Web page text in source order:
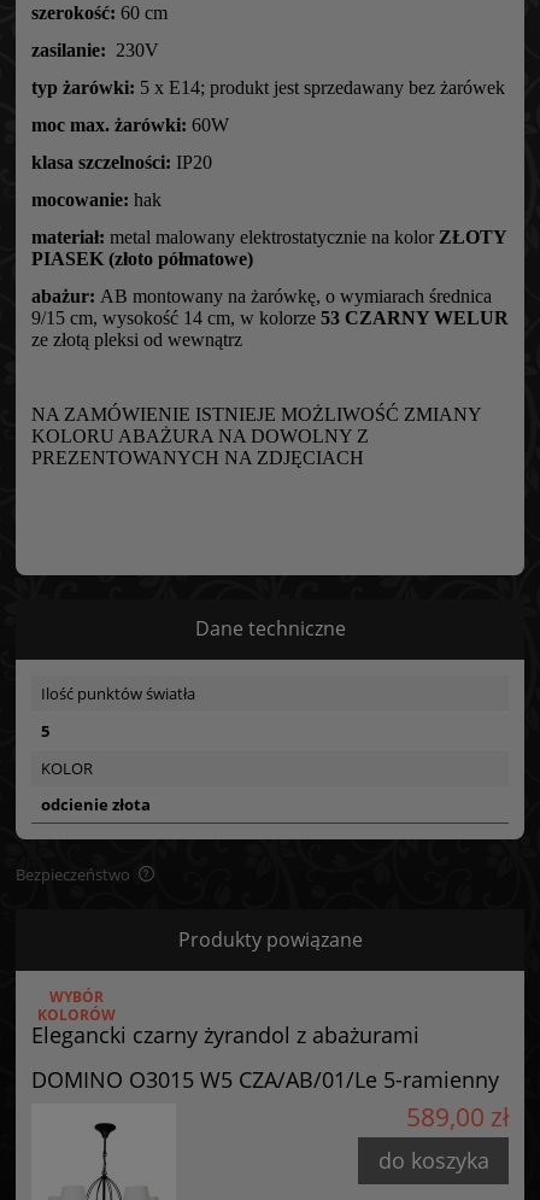
szerokość: 60 cm
zasilanie: 230V
typ żarówki: 5 x E14; produkt jest sprzedawany bez żarówek
moc max. żarówki: 60W
klasa szczelności: IP20
mocowanie: hak
materiał: metal malowany elektrostatycznie na kolor ZŁOTY
PIASEK (złoto półmatowe)
abażur: AB montowany na żarówkę, o wymiarach średnica
9/15 cm, wysokość 14 cm, w kolorze 53 CZARNY WELUR
ze złotą pleksi od wewnątrz
NA ZAMÓWIENIE ISTNIEJE MOŻLIWOŚĆ ZMIANY
KOLORU ABAŻURA NA DOWOLNY Z
PREZENTOWANYCH NA ZDJĘCIACH
Dane techniczne
Ilość punktów światła
5
KOLOR
odcienie złota
Bezpieczeństwo
Certyfikaty i ostrzeżenie bezpieczeństwa
Posiada oznaczenie CE (zgodność z normami UE).
Starzyńskiego 6
42-224 Częstochowa, Polska
info@goldsun-lampy.pl
Produkty powiązane
Elegancki czarny żyrandol z abażurami
DOMINO O3015 W5 CZA/AB/01/Le 5-ramienny
WYBÓR
KOLORÓW
589,00 zł
do koszyka